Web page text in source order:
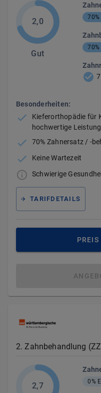
2,0
Gut
70%
70%
Besonderheiten:
Kieferorthopädie für
hochwertige
70% Zahnersatz / -
Keine Wartezeit
Schwierige
TARIFDETAILS
PREIS
2.Zahnbehandlung
2,7 0%